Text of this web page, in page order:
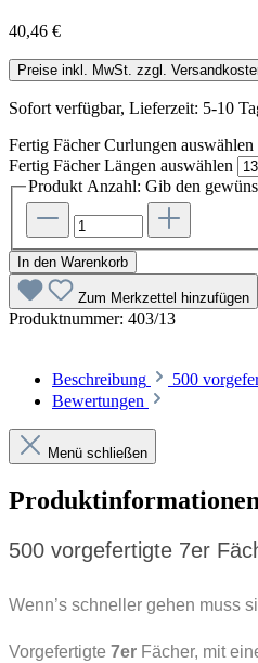
40,46 €
Preise inkl. MwSt. zzgl.
Sofort verfügbar, Lieferzeit: 5-10
Fertig Fächer Curlungen auswählen
Fertig Fächer Längen auswählen
Produkt Anzahl: Gib den
In den Warenkorb
Zum Merkzettel hinzufügen
Produktnummer: 403/13
Beschreibung 500
Bewertungen
Menü schließen
500 vorgefertigte 7er
Wenn’s schneller gehen muss
Vorgefertigte 7er Fächer, mit